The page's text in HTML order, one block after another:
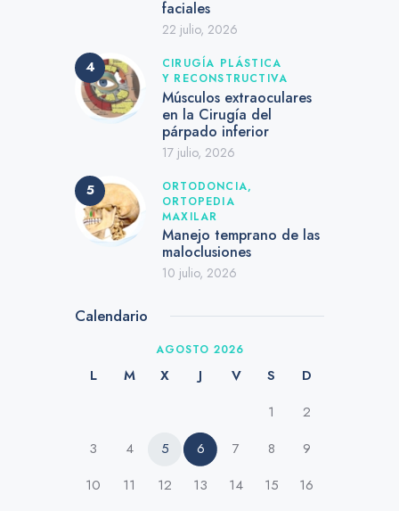
faciales
22 julio, 2026
CIRUGÍA PLÁSTICA
Y RECONSTRUCTIVA
Músculos extraoculares
en la Cirugía del
párpado inferior
17 julio, 2026
ORTODONCIA,
ORTOPEDIA
MAXILAR
Manejo temprano de las
maloclusiones
10 julio, 2026
Calendario
AGOSTO 2026
L M X J V S
D
1
2
3
4 5 6 7 8
9
10
11 12 13 14 15
16